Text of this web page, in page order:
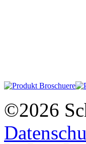
©2026